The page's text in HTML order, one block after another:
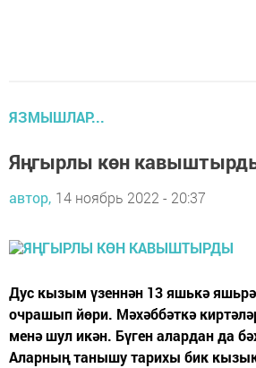
ЯЗМЫШЛАР...
Яңгырлы көн
автор, 14 ноябрь 2022 - 20:37
Дус кызым үзеннән 13 яшькә
очрашып йөри. Мәхәббәткә
менә шул икән. Бүген алардан да
Аларның танышу тарихы бик